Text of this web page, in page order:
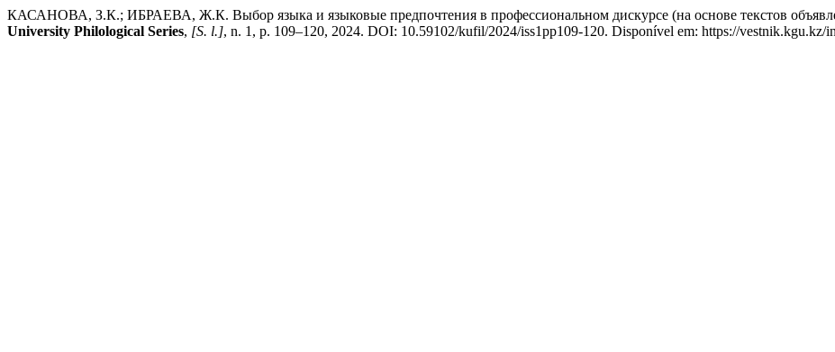
КАСАНОВА, З.К.; ИБРАЕВА, Ж.К. Выбор языка и языковые предпочтения в профессиональном дискурсе (на основе текстов
University Philological Series, [S. l.], n. 1, p. 109–120, 2024. DOI: 10.59102/kufil/2024/iss1pp109-120. Disponível em: https://vestnik.kgu.kz/